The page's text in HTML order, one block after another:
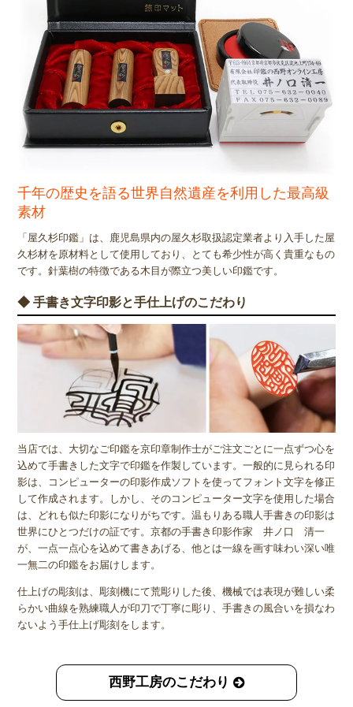
千年の歴史を語る世界自然遺産を利用した最高級
素材
「屋久杉印鑑」は、鹿児島県内の屋久杉取扱認定業者より入手した屋
久杉材を原材料として使用しており、とても希少性が高く貴重なもの
です。針葉樹の特徴である木目が際立つ美しい印鑑です。
◆ 手書き文字印影と手仕上げのこだわり
当店では、大切なご印鑑を京印章制作士がご注文ごとに一点ずつ心を
込めて手書きした文字で印鑑を作製しています。一般的に見られる印
影は、コンピューターの印影作成ソフトを使ってフォント文字を修正
して作成されます。しかし、そのコンピューター文字を使用した場合
は、どれも似た印影になりがちです。温もりある職人手書きの印影は
世界にひとつだけの証です。京都の手書き印影作家 井ノ口 清一
が、一点一点心を込めて書きあげる、他とは一線を画す味わい深い唯
一無二の印鑑をお届けします。
仕上げの彫刻は、彫刻機にて荒彫りした後、機械では表現が難しい柔
らかい曲線を熟練職人が印刀で丁寧に彫り、手書きの風合いを損なわ
ないよう手仕上げ彫刻をします。
西野工房のこだわり